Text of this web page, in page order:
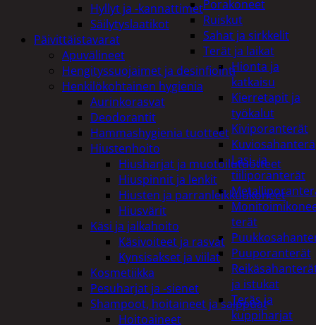
Porakoneet
Ruiskut
Sahat ja sirkkelit
Terät ja laikat
Hionta ja
katkaisu
Kierretapit ja
työkalut
Kiviporanterät
Kuviosahanterä
Lasi- ja
tiiliporanterät
terät
Puuporanterät
ja istukat
Teräs ja
kuppiharjat
Hyllyt ja -kannattimet
Säilytyslaatikot
Päivittäistavarat
Apuvälineet
Hengityssuojaimet ja desinfiointi
Henkilökohtainen hygienia
Aurinkorasvat
Deodorantit
Hammashygienia tuotteet
Hiustenhoito
Hiusharjat ja muotoilutuotteet
Hiuspinnit ja lenkit
Hiusten ja parranleikkuukoneet
Hiusvärit
Käsi ja jalkahoito
Käsivoiteet ja rasvat
Kynsisakset ja viilat
Kosmetiikka
Pesuharjat ja -sienet
Shampoot, hoitaineet ja saippuat
Hoitoaineet